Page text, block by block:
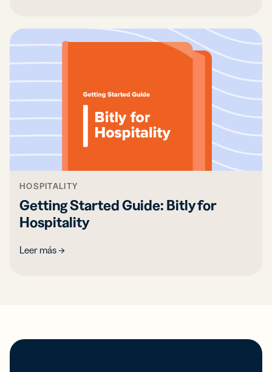
HOSPITALITY
Getting Started Guide: Bitly for
Hospitality
Leer más →